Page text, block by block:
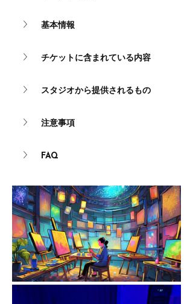
基本情報
チケットに含まれている内容
スタジオから提供されるもの
注意事項
FAQ